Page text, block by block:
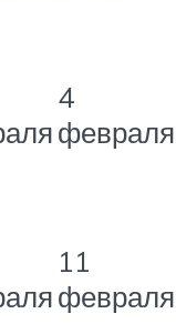
4
февраля
11
февраля